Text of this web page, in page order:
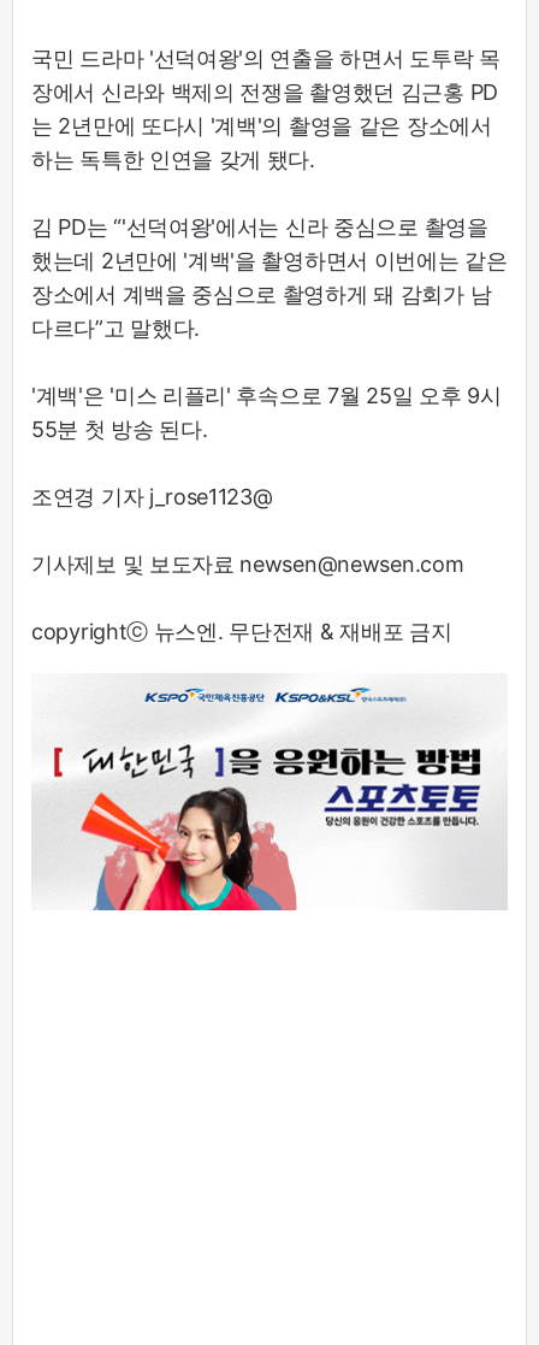
국민 드라마 '선덕여왕'의 연출을 하면서 도투락 목
장에서 신라와 백제의 전쟁을 촬영했던 김근홍 PD
는 2년만에 또다시 '계백'의 촬영을 같은 장소에서
하는 독특한 인연을 갖게 됐다.
김 PD는 “'선덕여왕'에서는 신라 중심으로 촬영을
했는데 2년만에 '계백'을 촬영하면서 이번에는 같은
장소에서 계백을 중심으로 촬영하게 돼 감회가 남
다르다”고 말했다.
'계백'은 '미스 리플리' 후속으로 7월 25일 오후 9시
55분 첫 방송 된다.
조연경 기자 j_rose1123@
기사제보 및 보도자료 newsen@newsen.com
copyrightⓒ 뉴스엔. 무단전재 & 재배포 금지